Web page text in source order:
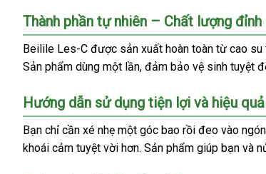
Thành phần tự nhiên – Chất lượng
Beilile Les-C được sản xuất hoàn toàn từ cao
Sản phẩm dùng một lần, đảm bảo vệ sinh tuyệt
Hướng dẫn sử dụng tiện lợi và hiệu quả
Bạn chỉ cần xé nhẹ một góc bao rồi đeo vào
khoái cảm tuyệt vời hơn. Sản phẩm giúp bạn và